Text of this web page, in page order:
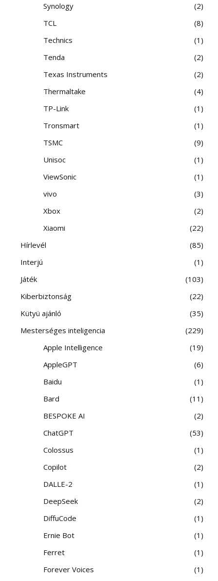
Synology
2
TCL
8
Technics
1
Tenda
2
Texas Instruments
2
Thermaltake
4
TP-Link
1
Tronsmart
1
TSMC
9
Unisoc
1
ViewSonic
1
vivo
3
Xbox
2
Xiaomi
22
Hírlevél
85
Interjú
1
Játék
103
Kiberbiztonság
22
Kütyü ajánló
35
Mesterséges inteligencia
229
Apple Intelligence
19
AppleGPT
6
Baidu
1
Bard
11
BESPOKE AI
2
ChatGPT
53
Colossus
1
Copilot
2
DALLE-2
1
DeepSeek
2
DiffuCode
1
Ernie Bot
1
Ferret
1
Forever Voices
1